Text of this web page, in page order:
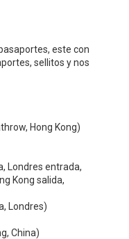
este con
sellitos y nos
Hong Kong)
Londres entrada,
Kong salida,
Londres)
China)